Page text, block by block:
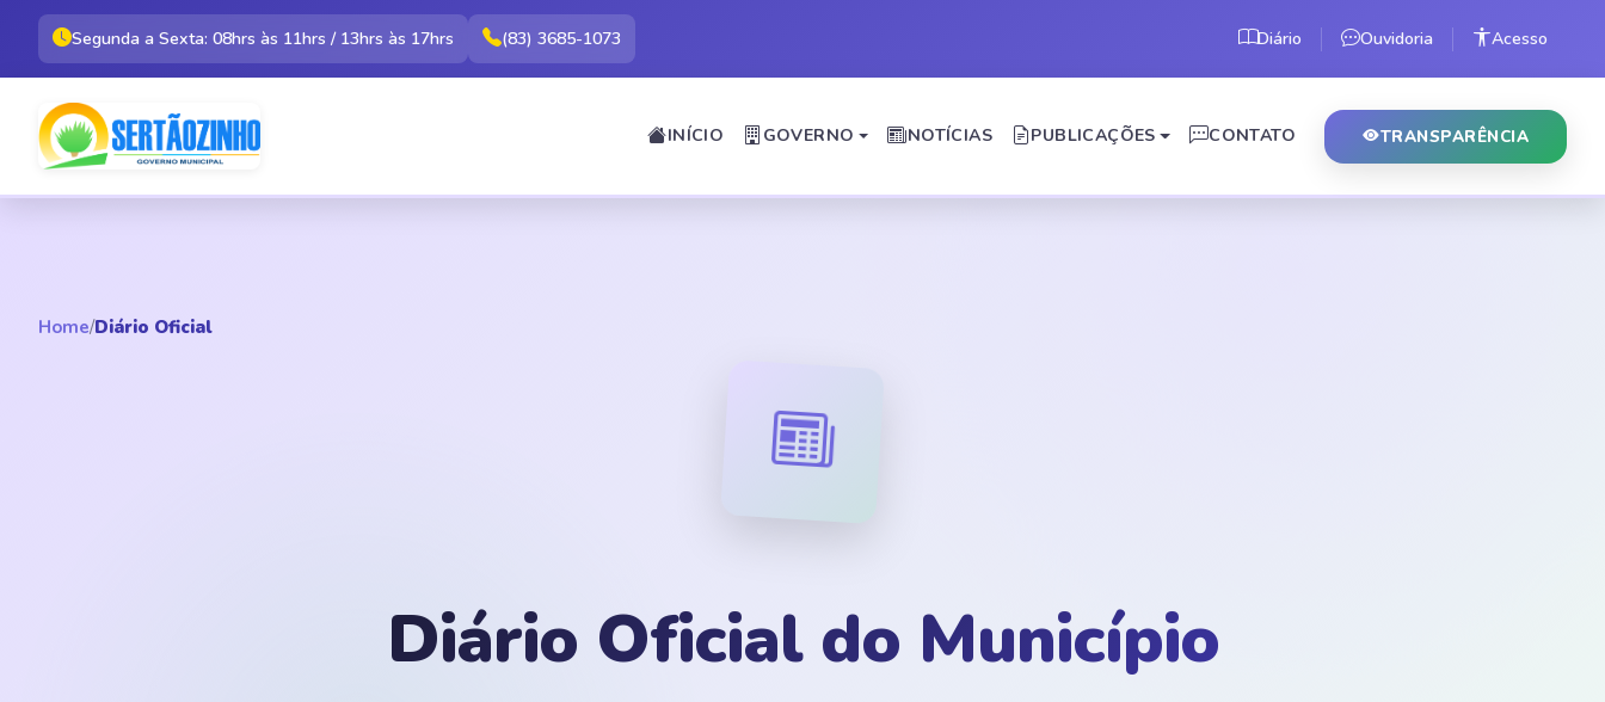
Segunda a Sexta: 08hrs às 11hrs / 13hrs às 17hrs (83) 3685-1073 Diário Ouvidoria Acesso
INÍCIO GOVERNO NOTÍCIAS PUBLICAÇÕES CONTATO TRANSPARÊNCIA
Home/Diário Oficial
Diário Oficial do Município